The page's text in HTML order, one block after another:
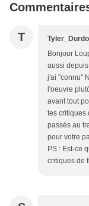
T
Bonjour
aussi
j'ai "connu"
l'oeuvre
avant tout
tes critiques
passés au
pour votre
PS : Est-ce
critiques de